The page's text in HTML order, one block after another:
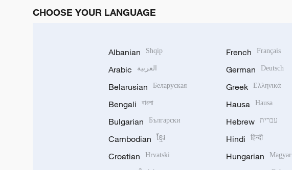
CHOOSE YOUR LANGUAGE
Albanian Shqip
Arabic العربية
Belarusian Беларуская
Bengali বাংলা
Bulgarian Български
Cambodian ខ្មែរ
Croatian Hrvatski
French Français
German Deutsch
Greek Ελληνικά
Hausa Hausa
Hebrew עברית
Hindi हिन्दी
Hungarian Magyar